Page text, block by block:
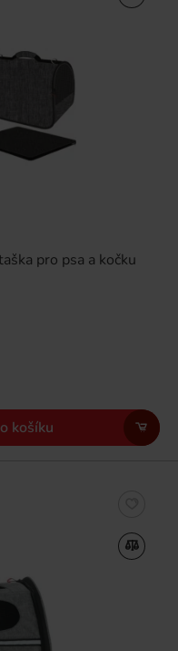
pro psa a kočku
košíku